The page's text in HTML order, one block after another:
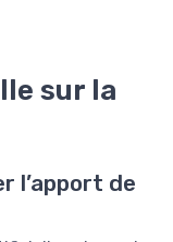
sur la
l’apport de